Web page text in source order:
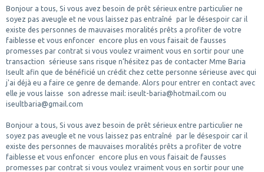
Bonjour a tous, Si vous avez besoin de prêt sérieux entre particulier ne
soyez pas aveugle et ne vous laissez pas entraîné par le désespoir car il
existe des personnes de mauvaises moralités prêts a profiter de votre
faiblesse et vous enfoncer encore plus en vous faisait de fausses
promesses par contrat si vous voulez vraiment vous en sortir pour une
transaction sérieuse sans risque n’hésitez pas de contacter Mme Baria
Iseult afin que de bénéficié un crédit chez cette personne sérieuse avec qui
j'ai déjà eu a faire ce genre de demande. Alors pour entrer en contact avec
elle je vous laisse son adresse mail: iseult-baria@hotmail.com ou
iseultbaria@gmail.com
Bonjour a tous, Si vous avez besoin de prêt sérieux entre particulier ne
soyez pas aveugle et ne vous laissez pas entraîné par le désespoir car il
existe des personnes de mauvaises moralités prêts a profiter de votre
faiblesse et vous enfoncer encore plus en vous faisait de fausses
promesses par contrat si vous voulez vraiment vous en sortir pour une